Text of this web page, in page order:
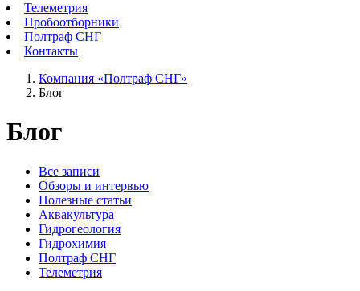
Телеметрия
Пробоотборники
Полтраф СНГ
Контакты
Компания «Полтраф СНГ»
Блог
Блог
Все записи
Обзоры и интервью
Полезные статьи
Аквакультура
Гидрогеология
Гидрохимия
Полтраф СНГ
Телеметрия